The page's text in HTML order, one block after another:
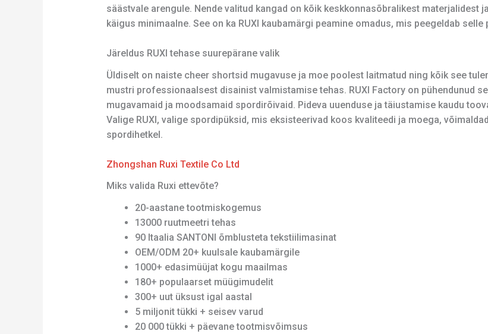
säästvale arengule. Nende valitud kangad on kõik keskkonnasõbralikest materjalidest
käigus minimaalne. See on ka RUXI kaubamärgi peamine omadus, mis peegeldab
Järeldus RUXI tehase suurepärane valik
Üldiselt on naiste cheer shortsid mugavuse ja moe poolest laitmatud ning kõik see
mustri professionaalsest disainist valmistamise tehas. RUXI Factory on pühendunud
mugavamaid ja moodsamaid spordirõivaid. Pideva uuenduse ja täiustamise kaudu
Valige RUXI, valige spordipüksid, mis eksisteerivad koos kvaliteedi ja moega,
spordihetkel.
Zhongshan Ruxi Textile Co Ltd
Miks valida Ruxi ettevõte?
20-aastane tootmiskogemus
13000 ruutmeetri tehas
90 Itaalia SANTONI õmblusteta tekstiilimasinat
OEM/ODM 20+ kuulsale kaubamärgile
1000+ edasimüüjat kogu maailmas
180+ populaarset müügimudelit
300+ uut üksust igal aastal
5 miljonit tükki + seisev varud
20 000 tükki + päevane tootmisvõimsus